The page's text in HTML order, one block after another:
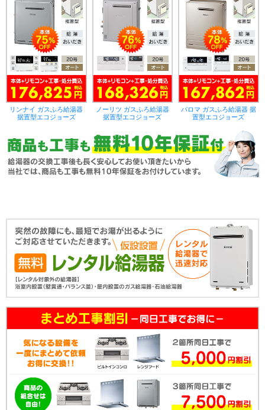
リンナイ ガスふろ給湯器
据置型エコジョーズ
ノーリツ ガスふろ給湯器
据置型エコジョーズ
パロマ ガスふろ給湯器 据
置型エコジョーズ